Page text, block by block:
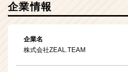
企業情報
企業名
株式会社ZEAL.TEAM